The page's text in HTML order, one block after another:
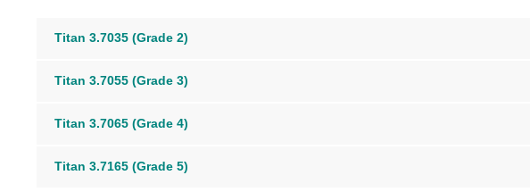
Titan 3.7035 (Grade 2)
Titan 3.7055 (Grade 3)
Titan 3.7065 (Grade 4)
Titan 3.7165 (Grade 5)